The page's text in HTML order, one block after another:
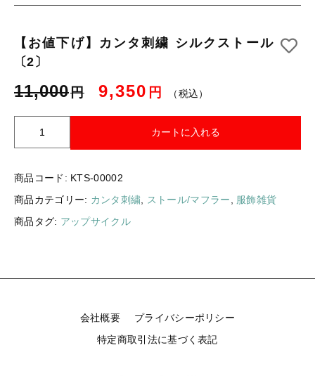
【お値下げ】カンタ刺繍 シルクストール
〔2〕
11,000円 9,350 円 （税込）
下
】
カ
繍
カートに入れる
商品コード: KTS-00002
商品カテゴリー: カンタ刺繍 ストール/マフラー
服飾雑貨
商品タグ: アップサイクル
会社概要
プライバシーポリシー
特定商取引法に基づく表記
ギフトラッピング
その他
セール
コトカラについて
お知らせ
お問い合わせ